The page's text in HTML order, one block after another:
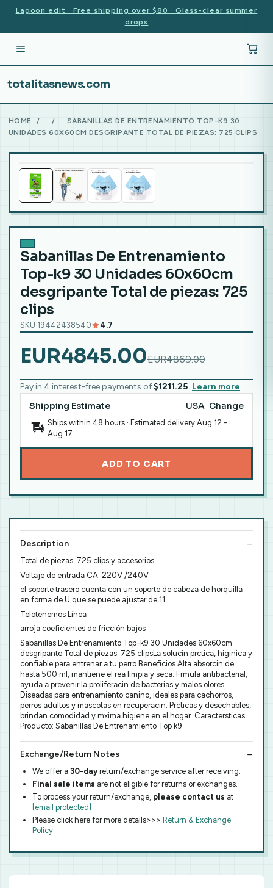
Lagoon edit · Free shipping over $80 · Glass-clear summer
drops
totalitasnews.com
HOME / /
SABANILLAS DE ENTRENAMIENTO TOP-K9 30
UNIDADES 60X60CM DESGRIPANTE TOTAL DE PIEZAS: 725 CLIPS
Sabanillas De Entrenamiento
Top-k9 30 Unidades 60x60cm
desgripante Total de piezas: 725
clips
SKU 19442438540 4.7
EUR4845.00EUR4869.00
Pay in 4 interest-free payments of $1211.25 Learn more
Shipping Estimate USA Change
Ships within 48 hours · Estimated delivery Aug 12 -
Aug 17
ADD TO CART
Description
Total de piezas: 725 clips y accesorios
Voltaje de entrada CA: 220V /240V
el soporte trasero cuenta con un soporte de cabeza de horquilla
en forma de U que se puede ajustar de 11
Telotenemos Línea
arroja coeficientes de fricción bajos
Sabanillas De Entrenamiento Top-k9 30 Unidades 60x60cm
desgripante Total de piezas: 725 clipsLa solucin prctica, higinica y
confiable para entrenar a tu perro Beneficios Alta absorcin de
hasta 500 ml, mantiene el rea limpia y seca. Frmula antibacterial,
ayuda a prevenir la proliferacin de bacterias y malos olores.
Diseadas para entrenamiento canino, ideales para cachorros,
perros adultos y mascotas en recuperacin. Prcticas y desechables,
brindan comodidad y mxima higiene en el hogar. Caractersticas
Producto: Sabanillas De Entrenamiento Top k9
Exchange/Return Notes
We offer a 30-dayreturn/exchange service after receiving.
Final sale items are not eligible for returns or exchanges.
To process your return/exchange, please contact us at
[email protected]
Please click here for more details>>> Return & Exchange
Policy